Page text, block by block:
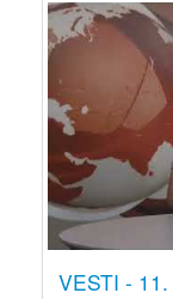
VESTI -